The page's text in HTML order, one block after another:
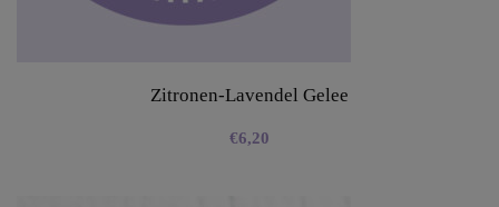
Zitronen-Lavendel Gelee
€6,20